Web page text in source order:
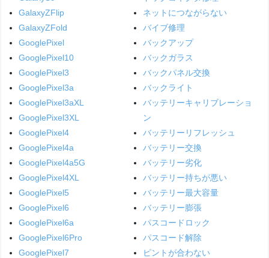
GalaxyZFlip
GalaxyZFold
GooglePixel
GooglePixel10
GooglePixel3
GooglePixel3a
GooglePixel3aXL
GooglePixel3XL
GooglePixel4
GooglePixel4a
GooglePixel4a5G
GooglePixel4XL
GooglePixel5
GooglePixel6
GooglePixel6a
GooglePixel6Pro
GooglePixel7
ネットにつながらない
バイブ修理
バックアップ
バックガラス
バックパネル交換
バックライト
バッテリーキャリブレーショ
ン
バッテリーリフレッシュ
バッテリー交換
バッテリー劣化
バッテリー持ちが悪い
バッテリー最大容量
バッテリー膨張
パスコードロック
パスコード解除
ピントが合わない